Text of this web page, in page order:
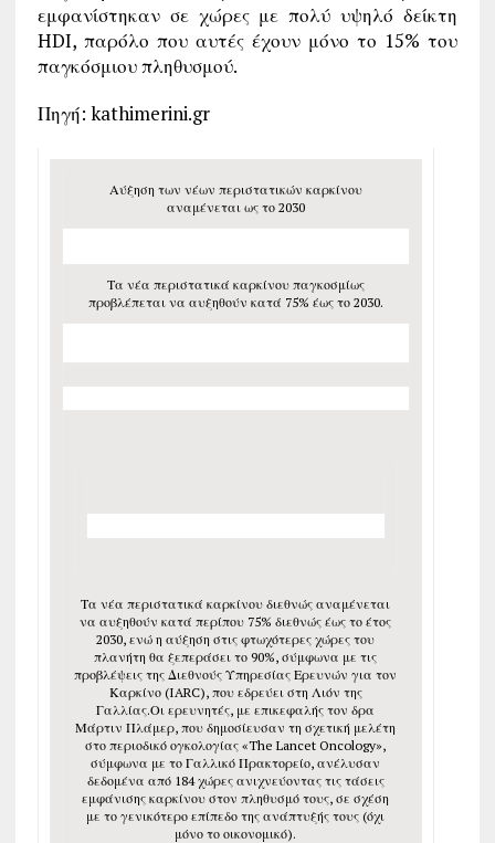
εμφανίστηκαν σε χώρες με πολύ υψηλό δείκτη
HDI, παρόλο που αυτές έχουν μόνο το 15% του
παγκόσμιου πληθυσμού.
Πηγή: kathimerini.gr
Αύξηση των νέων περιστατικών καρκίνου
αναμένεται ως το 2030
Τα νέα περιστατικά καρκίνου παγκοσμίως
προβλέπεται να αυξηθούν κατά 75% έως το 2030.
Τα νέα περιστατικά καρκίνου διεθνώς αναμένεται
να αυξηθούν κατά περίπου 75% διεθνώς έως το έτος
2030, ενώ η αύξηση στις φτωχότερες χώρες του
πλανήτη θα ξεπεράσει το 90%, σύμφωνα με τις
προβλέψεις της Διεθνούς Υπηρεσίας Ερευνών για τον
Καρκίνο (IARC), που εδρεύει στη Λιόν της
Γαλλίας.Οι ερευνητές, με επικεφαλής τον δρα
Μάρτιν Πλάμερ, που δημοσίευσαν τη σχετική μελέτη
στο περιοδικό ογκολογίας «The Lancet Oncology»,
σύμφωνα με το Γαλλικό Πρακτορείο, ανέλυσαν
δεδομένα από 184 χώρες ανιχνεύοντας τις τάσεις
εμφάνισης καρκίνου στον πληθυσμό τους, σε σχέση
με το γενικότερο επίπεδο της ανάπτυξής τους (όχι
μόνο το οικονομικό).